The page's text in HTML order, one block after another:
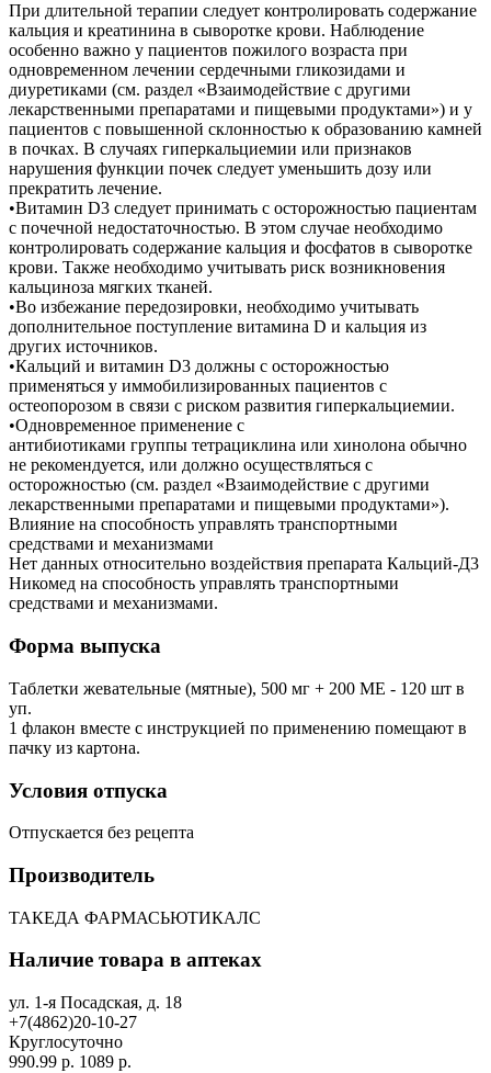
При длительной терапии следует контролировать содержание
кальция и креатинина в сыворотке крови. Наблюдение
особенно важно у пациентов пожилого возраста при
одновременном лечении сердечными гликозидами и
диуретиками (см. раздел «Взаимодействие с другими
лекарственными препаратами и пищевыми продуктами») и у
пациентов с повышенной склонностью к образованию камней
в почках. В случаях гиперкальциемии или признаков
нарушения функции почек следует уменьшить дозу или
прекратить лечение.
•Витамин D3 следует принимать с осторожностью пациентам
с почечной недостаточностью. В этом случае необходимо
контролировать содержание кальция и фосфатов в сыворотке
крови. Также необходимо учитывать риск возникновения
кальциноза мягких тканей.
•Во избежание передозировки, необходимо учитывать
дополнительное поступление витамина D и кальция из
других источников.
•Кальций и витамин D3 должны с осторожностью
применяться у иммобилизированных пациентов с
остеопорозом в связи с риском развития гиперкальциемии.
•Одновременное применение с
антибиотиками группы тетрациклина или хинолона обычно
не рекомендуется, или должно осуществляться с
осторожностью (см. раздел «Взаимодействие с другими
лекарственными препаратами и пищевыми продуктами»).
Влияние на способность управлять транспортными
средствами и механизмами
Нет данных относительно воздействия препарата Кальций-Д3
Никомед на способность управлять транспортными
средствами и механизмами.
Форма выпуска
Таблетки жевательные (мятные), 500 мг + 200 ME - 120 шт в
уп.
1 флакон вместе с инструкцией по применению помещают в
пачку из картона.
Условия отпуска
Отпускается без рецепта
Производитель
ТАКЕДА ФАРМАСЬЮТИКАЛС
Наличие товара в аптеках
ул. 1-я Посадская, д. 18
+7(4862)20-10-27
Круглосуточно
990.99 р. 1089 р.